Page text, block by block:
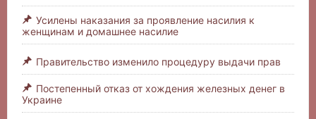
Усилены наказания за проявление насилия к
женщинам и домашнее насилие
Правительство изменило процедуру выдачи прав
Постепенный отказ от хождения железных денег в
Украине